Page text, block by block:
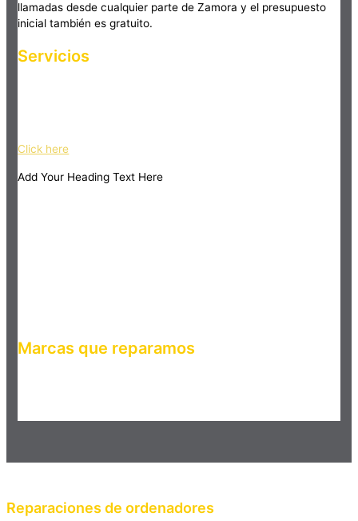
llamadas desde cualquier parte de Zamora y el presupuesto
inicial también es gratuito.
Servicios
Click here
Add Your Heading Text Here
Marcas que reparamos
Reparaciones de ordenadores